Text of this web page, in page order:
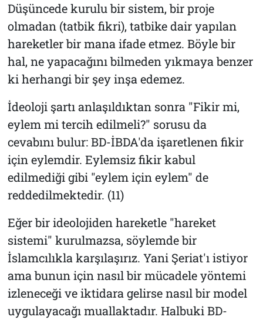
Düşüncede kurulu bir sistem, bir proje
olmadan (tatbik fikri), tatbike dair yapılan
hareketler bir mana ifade etmez. Böyle bir
hal, ne yapacağını bilmeden yıkmaya benzer
ki herhangi bir şey inşa edemez.
İdeoloji şartı anlaşıldıktan sonra "Fikir mi,
eylem mi tercih edilmeli?" sorusu da
cevabını bulur: BD-İBDA'da işaretlenen fikir
için eylemdir. Eylemsiz fikir kabul
edilmediği gibi "eylem için eylem" de
reddedilmektedir. (11)
Eğer bir ideolojiden hareketle "hareket
sistemi" kurulmazsa, söylemde bir
İslamcılıkla karşılaşırız. Yani Şeriat'ı istiyor
ama bunun için nasıl bir mücadele yöntemi
izleneceği ve iktidara gelirse nasıl bir model
uygulayacağı muallaktadır. Halbuki BD-